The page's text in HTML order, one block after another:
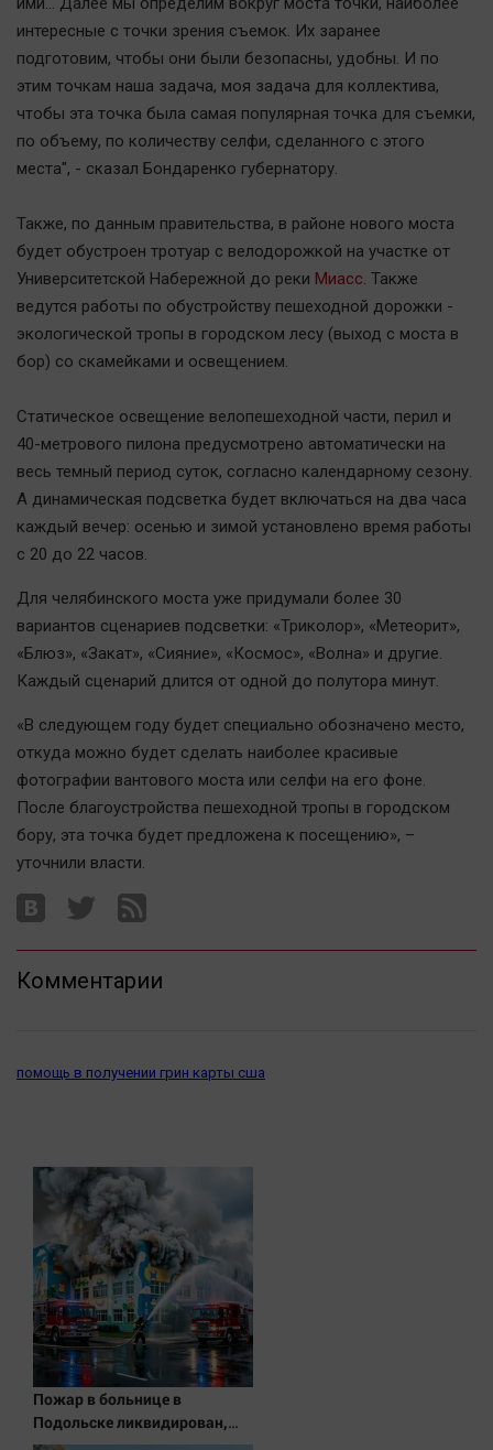
Обсуждаем
Отдых
Персона
Последняя инстанция
Светская жизнь
Тенденции
интересные с точки зрения съемок. Их заранее
подготовим, чтобы они были безопасны, удобны. И по
этим точкам наша задача, моя задача для коллектива,
чтобы эта точка была самая популярная точка для съемки,
по объему, по количеству селфи, сделанного с этого
места", - сказал Бондаренко губернатору.
Также, по данным правительства, в районе нового моста
будет обустроен тротуар с велодорожкой на участке от
Университетской Набережной до реки Миасс. Также
ведутся работы по обустройству пешеходной дорожки -
экологической тропы в городском лесу (выход с моста в
бор) со скамейками и освещением.
Статическое освещение велопешеходной части, перил и
40-метрового пилона предусмотрено автоматически на
весь темный период суток, согласно календарному сезону.
А динамическая подсветка будет включаться на два часа
каждый вечер: осенью и зимой установлено время работы
с 20 до 22 часов.
Для челябинского моста уже придумали более 30
вариантов сценариев подсветки: «Триколор», «Метеорит»,
«Блюз», «Закат», «Сияние», «Космос», «Волна» и другие.
Каждый сценарий длится от одной до полутора минут.
«В следующем году будет специально обозначено место,
откуда можно будет сделать наиболее красивые
фотографии вантового моста или селфи на его фоне.
После благоустройства пешеходной тропы в городском
бору, эта точка будет предложена к посещению», –
уточнили власти.
Комментарии
помощь в получении грин карты сша
Пожар в больнице в
Подольске ликвидирован,
проведена эвакуация